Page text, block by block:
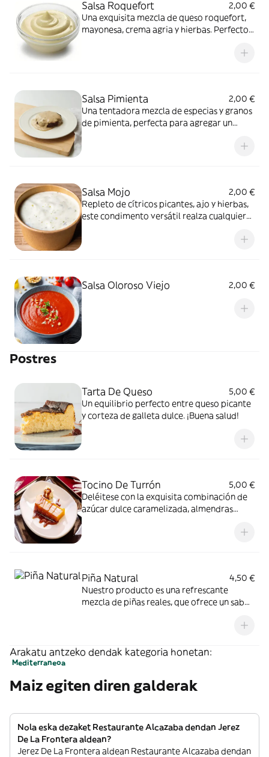
Salsa Roquefort
2,00 €
Una exquisita mezcla de queso roquefort,
mayonesa, crema agria y hierbas. Perfecto
Salsa Pimienta
2,00 €
Una tentadora mezcla de especias y granos
de pimienta, perfecta para agregar un
Salsa Mojo
2,00 €
Repleto de cítricos picantes, ajo y hierbas,
este condimento versátil realza cualquier
Salsa Oloroso Viejo 2,00 €
Postres
Tarta De Queso
5,00 €
Un equilibrio perfecto entre queso picante
y corteza de galleta dulce. ¡Buena salud!
Tocino De Turrón
5,00 €
Deléitese con la exquisita combinación de
azúcar dulce caramelizada, almendras
Piña Natural
4,50 €
Nuestro producto es una refrescante
mezcla de piñas reales, que ofrece un sabor
Arakatu antzeko dendak kategoria honetan:
Mediterraneoa
Maiz egiten diren galderak
Nola eska dezaket Restaurante Alcazaba dendan Jerez
De La Frontera aldean?
Jerez De La Frontera aldean Restaurante Alcazaba dendan